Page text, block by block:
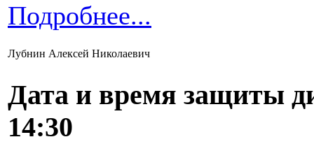
Подробнее...
Лубнин Алексей Николаевич
Дата и время защиты
14:30